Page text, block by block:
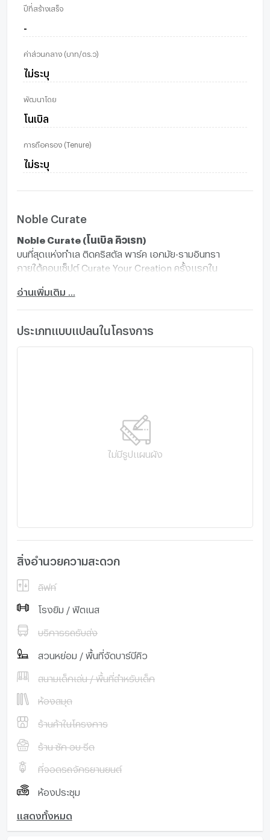
ปีที่สร้างเสร็จ
ค่าส่วนกลาง (บาท/ตร.ว)
ไม่ระบุ
พัฒนาโดย
โนเบิล
การถือครอง (Tenure)
ไม่ระบุ
Noble Curate
Noble Curate (โนเบิล คิวเรท)
บนที่สุดแห่งทำเล ติดคริสตัล พาร์ค เอกมัย-รามอินทรา
ภายใต้คอนเซ็ปต์ Curate Your Creation ครั้งแรกใน
เพื่อให้เป็นบ้านที่สร้างขึ้นจากตัวตนของคุณ
พื้นที่สีเขียวที่ให้ความสงบร่มรื่นในทุก ๆ วัน ให้คุณนิยามความ
สุข ที่เป็นตัวเอง
อ่านเพิ่มเติม ...
ประเภทแบบแปลนในโครงการ
ไม่มีรูปแผนผัง
สิ่งอำนวยความสะดวก
ลิฟท์
โรงยิม / ฟิตเนส
บริการรถรับส่ง
สวนหย่อม / พื้นที่จัดบาร์บีคิว
สนามเด็กเล่น / พื้นที่สำหรับเด็ก
ห้องสมุด
ร้านค้าในโครงการ
ร้าน ซัก อบ รีด
ที่จอดรถจักรยานยนต์
ห้องประชุม
แสดงทั้งหมด